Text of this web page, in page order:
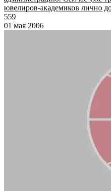
ювелиров-академиков лично
559
01 мая 2006